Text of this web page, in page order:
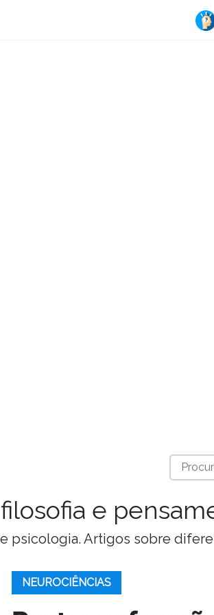
e
psicologia. Artigos sobre
NEUROCIÊNCIAS